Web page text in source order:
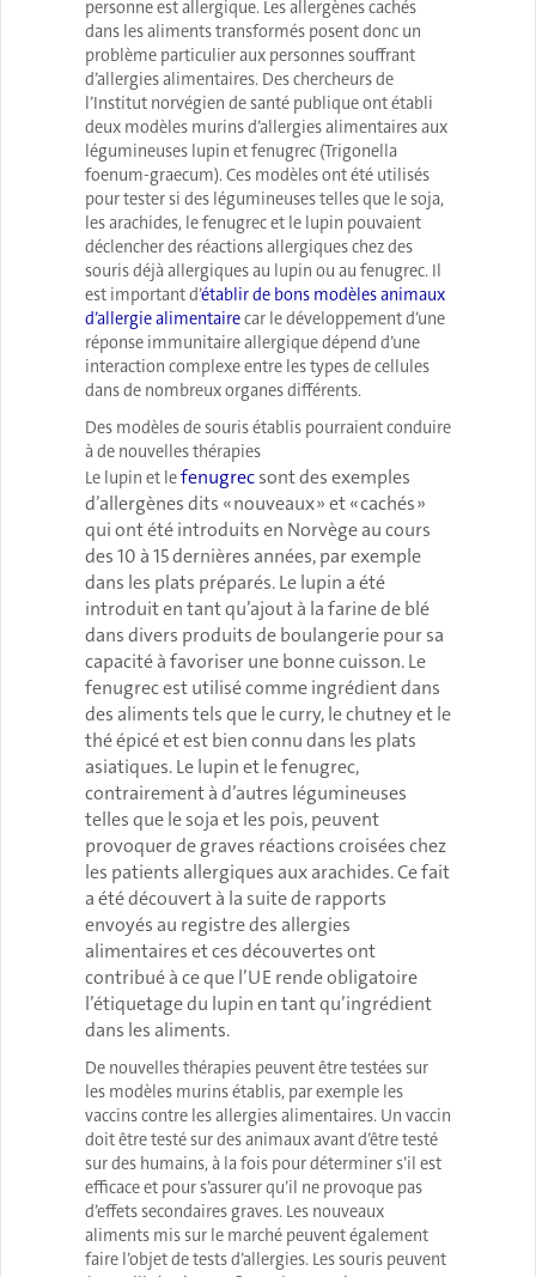
personne est allergique. Les allergènes cachés
dans les aliments transformés posent donc un
problème particulier aux personnes souffrant
d’allergies alimentaires. Des chercheurs de
l’Institut norvégien de santé publique ont établi
deux modèles murins d’allergies alimentaires aux
légumineuses lupin et fenugrec (Trigonella
foenum-graecum). Ces modèles ont été utilisés
pour tester si des légumineuses telles que le soja,
les arachides, le fenugrec et le lupin pouvaient
déclencher des réactions allergiques chez des
souris déjà allergiques au lupin ou au fenugrec. Il
est important d’établir de bons modèles animaux
d’allergie alimentairecar le développement d’une
réponse immunitaire allergique dépend d’une
interaction complexe entre les types de cellules
dans de nombreux organes différents.
Des modèles de souris établis pourraient conduire
à de nouvelles thérapies
Le lupin et lefenugrecsont des exemples
d’allergènes dits « nouveaux » et « cachés »
qui ont été introduits en Norvège au cours
des 10 à 15 dernières années, par exemple
dans les plats préparés. Le lupin a été
introduit en tant qu’ajout à la farine de blé
dans divers produits de boulangerie pour sa
capacité à favoriser une bonne cuisson. Le
fenugrec est utilisé comme ingrédient dans
des aliments tels que le curry, le chutney et le
thé épicé et est bien connu dans les plats
asiatiques. Le lupin et le fenugrec,
contrairement à d’autres légumineuses
telles que le soja et les pois, peuvent
provoquer de graves réactions croisées chez
les patients allergiques aux arachides. Ce fait
a été découvert à la suite de rapports
envoyés au registre des allergies
alimentaires et ces découvertes ont
contribué à ce que l’UE rende obligatoire
l’étiquetage du lupin en tant qu’ingrédient
dans les aliments.
De nouvelles thérapies peuvent être testées sur
les modèles murins établis, par exemple les
vaccins contre les allergies alimentaires. Un vaccin
doit être testé sur des animaux avant d’être testé
sur des humains, à la fois pour déterminer s’il est
efficace et pour s’assurer qu’il ne provoque pas
d’effets secondaires graves. Les nouveaux
aliments mis sur le marché peuvent également
faire l’objet de tests d’allergies. Les souris peuvent